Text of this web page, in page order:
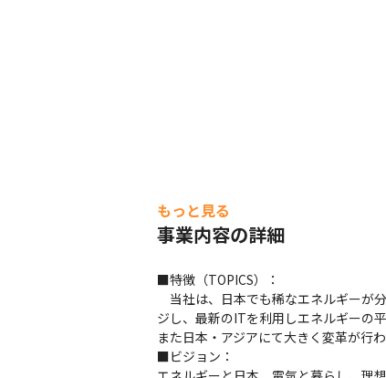
もっと見る
事業内容の詳細
■特徴（TOPICS）：
当社は、日本でも稀なエネルギーが
ジし、最新のITを利用しエネルギーの
また日本・アジアにて大きく変革が行
■ビジョン：